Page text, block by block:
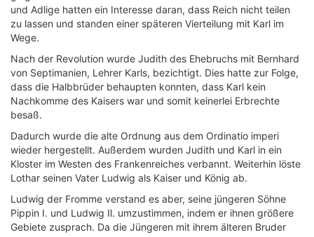
und Adlige hatten ein Interesse daran, dass Reich nicht teilen
zu lassen und standen einer späteren Vierteilung mit Karl im
Wege.
Nach der Revolution wurde Judith des Ehebruchs mit Bernhard
von Septimanien, Lehrer Karls, bezichtigt. Dies hatte zur Folge,
dass die Halbbrüder behaupten konnten, dass Karl kein
Nachkomme des Kaisers war und somit keinerlei Erbrechte
besaß.
Dadurch wurde die alte Ordnung aus dem Ordinatio imperi
wieder hergestellt. Außerdem wurden Judith und Karl in ein
Kloster im Westen des Frankenreiches verbannt. Weiterhin löste
Lothar seinen Vater Ludwig als Kaiser und König ab.
Ludwig der Fromme verstand es aber, seine jüngeren Söhne
Pippin Ⅰ. und Ludwig Ⅱ. umzustimmen, indem er ihnen größere
Gebiete zusprach. Da die Jüngeren mit ihrem älteren Bruder